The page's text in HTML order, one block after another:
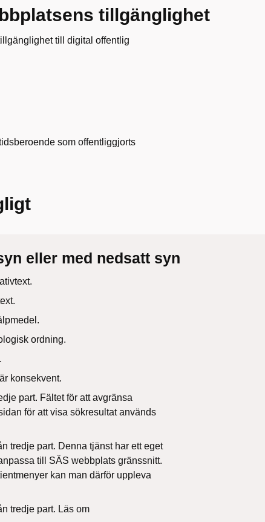
tillgänglighet
till digital offentlig
som offentliggjorts
eller med nedsatt syn
ordning.
konsekvent.
part. Fältet för att avgränsa
för att visa sökresultat används
tredje part. Denna tjänst har ett eget
till SÄS webbplats gränssnitt.
kan man därför uppleva
tredje part. Läs om